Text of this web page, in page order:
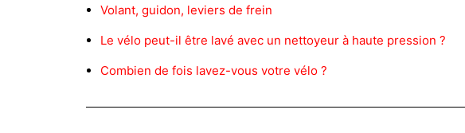
Volant, guidon, leviers de frein
Le vélo peut-il être lavé avec un nettoyeur à haute pression ?
Combien de fois lavez-vous votre vélo ?